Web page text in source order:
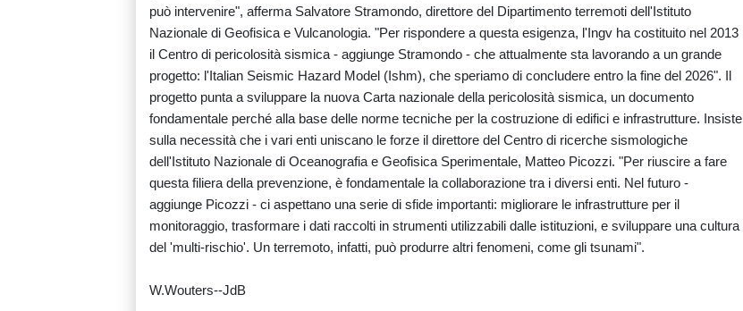
può intervenire", afferma Salvatore Stramondo, direttore del Dipartimento terremoti dell'Istituto
Nazionale di Geofisica e Vulcanologia. "Per rispondere a questa esigenza, l'Ingv ha costituito nel 2013
il Centro di pericolosità sismica - aggiunge Stramondo - che attualmente sta lavorando a un grande
progetto: l'Italian Seismic Hazard Model (Ishm), che speriamo di concludere entro la fine del 2026". Il
progetto punta a sviluppare la nuova Carta nazionale della pericolosità sismica, un documento
fondamentale perché alla base delle norme tecniche per la costruzione di edifici e infrastrutture. Insiste
sulla necessità che i vari enti uniscano le forze il direttore del Centro di ricerche sismologiche
dell'Istituto Nazionale di Oceanografia e Geofisica Sperimentale, Matteo Picozzi. "Per riuscire a fare
questa filiera della prevenzione, è fondamentale la collaborazione tra i diversi enti. Nel futuro -
aggiunge Picozzi - ci aspettano una serie di sfide importanti: migliorare le infrastrutture per il
monitoraggio, trasformare i dati raccolti in strumenti utilizzabili dalle istituzioni, e sviluppare una cultura
del 'multi-rischio'. Un terremoto, infatti, può produrre altri fenomeni, come gli tsunami".
W.Wouters--JdB